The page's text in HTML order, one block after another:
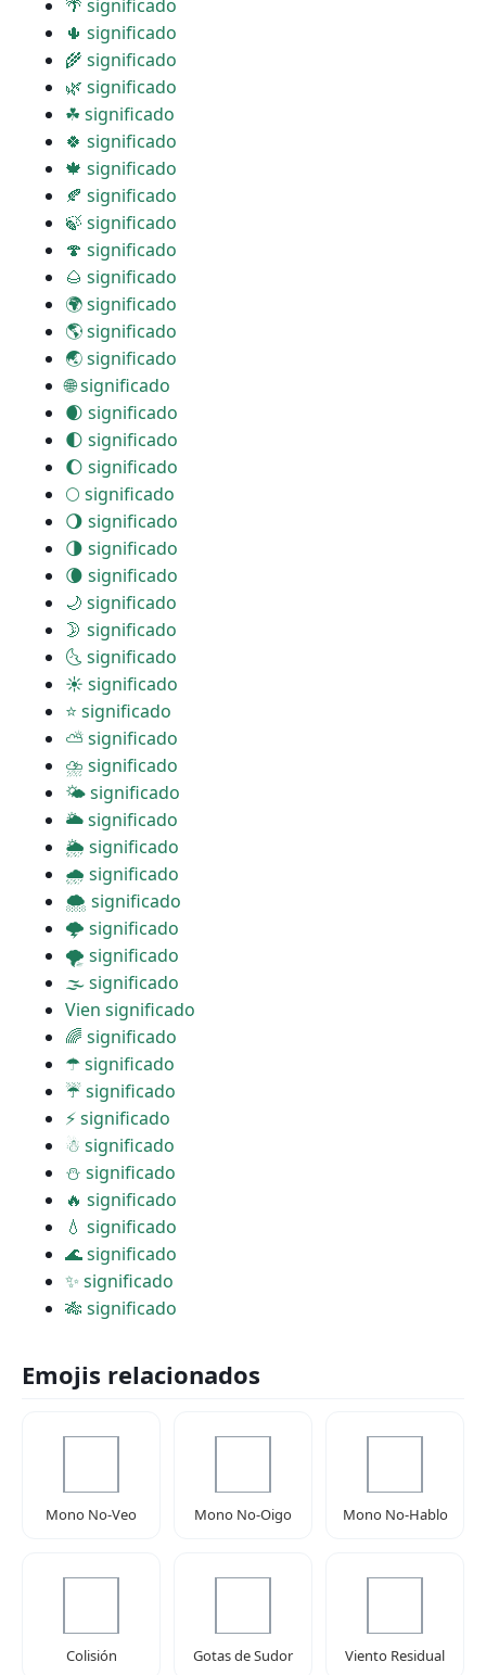
🌴 significado
🌵 significado
🌾 significado
🌿 significado
☘ significado
🍀 significado
🍁 significado
🍂 significado
🍃 significado
🍄 significado
🌰 significado
🌍 significado
🌎 significado
🌏 significado
🌐 significado
🌒 significado
🌓 significado
🌔 significado
🌕 significado
🌖 significado
🌗 significado
🌘 significado
🌙 significado
🌛 significado
🌜 significado
☀ significado
⭐ significado
⛅ significado
⛈ significado
🌤 significado
🌥 significado
🌦 significado
🌧 significado
🌨 significado
🌩 significado
🌪 significado
🌫 significado
Vien significado
🌈 significado
☂ significado
☔ significado
⚡ significado
☃ significado
⛄ significado
🔥 significado
💧 significado
🌊 significado
✨ significado
🎋 significado
Emojis relacionados
Mono No-Veo Mono No-Oigo Mono No-Hablo
Colisión Gotas de Sudor Viento Residual